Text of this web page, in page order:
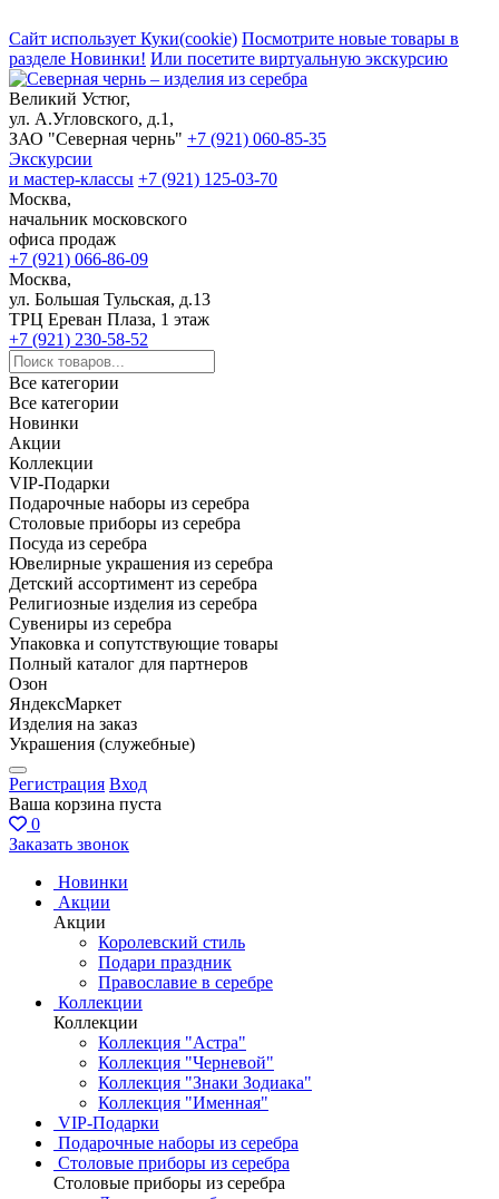
Сайт использует Куки(cookie) Посмотрите новые товары в
разделе Новинки! Или посетите виртуальную экскурсию
Великий Устюг,
ул. А.Угловского, д.1,
ЗАО "Северная чернь" +7 (921) 060-85-35
Экскурсии
и мастер-классы +7 (921) 125-03-70
Москва,
начальник московского
офиса продаж
+7 (921) 066-86-09
Москва,
ул. Большая Тульская, д.13
ТРЦ Ереван Плаза, 1 этаж
+7 (921) 230-58-52
Все категории
Все категории
Новинки
Акции
Коллекции
VIP-Подарки
Подарочные наборы из серебра
Столовые приборы из серебра
Посуда из серебра
Ювелирные украшения из серебра
Детский ассортимент из серебра
Религиозные изделия из серебра
Сувениры из серебра
Упаковка и сопутствующие товары
Полный каталог для партнеров
Озон
ЯндексМаркет
Изделия на заказ
Украшения (служебные)
Регистрация Вход
Ваша корзина пуста
0
Заказать звонок
Новинки
Акции
Акции
Королевский стиль
Подари праздник
Православие в серебре
Коллекции
Коллекции
Коллекция "Астра"
Коллекция "Черневой"
Коллекция "Знаки Зодиака"
Коллекция "Именная"
VIP-Подарки
Подарочные наборы из серебра
Столовые приборы из серебра
Столовые приборы из серебра